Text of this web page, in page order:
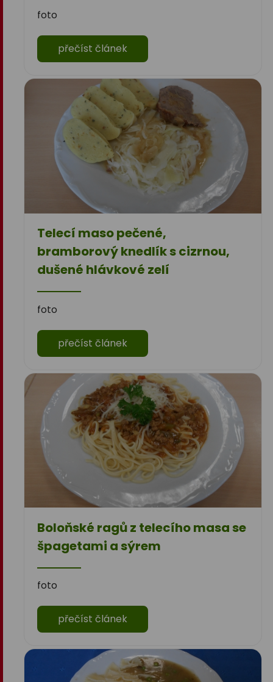
foto
přečíst článek
Telecí maso pečené,
bramborový knedlík s cizrnou,
dušené hlávkové zelí
foto
přečíst článek
Boloňské ragů z telecího masa se
špagetami a sýrem
foto
přečíst článek